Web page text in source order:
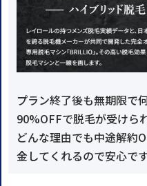
プラン終了後も無期限で
90%OFFで脱毛が受けら
どんな理由でも中途解約
金してくれるので安心です